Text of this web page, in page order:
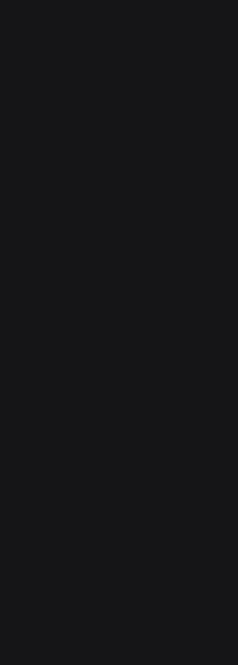
in het
een breed scala
behulp van
onze experten.